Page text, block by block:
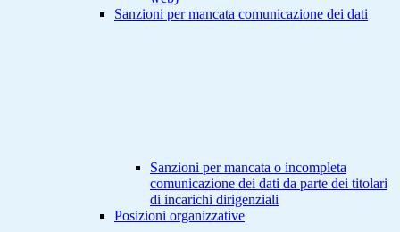
Sanzioni per mancata comunicazione dei dati
Sanzioni per mancata o incompleta
comunicazione dei dati da parte dei titolari
di incarichi dirigenziali
Posizioni organizzative